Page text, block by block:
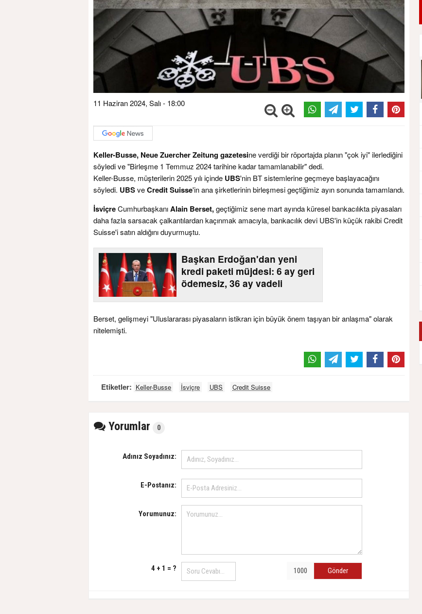
11 Haziran 2024, Salı - 18:00
Keller-Busse, Neue Zuercher Zeitung gazetesine verdiği bir röportajda planın "çok iyi" ilerlediğini
söyledi ve "Birleşme 1 Temmuz 2024 tarihine kadar tamamlanabilir" dedi.
Keller-Busse, müşterilerin 2025 yılı içinde UBS'nin BT sistemlerine geçmeye başlayacağını
söyledi. UBSveCredit Suisse'in ana şirketlerinin birleşmesi geçtiğimiz ayın sonunda tamamlandı.
İsviçreCumhurbaşkanıAlain Berset,geçtiğimiz sene mart ayında küresel bankacılıkta piyasaları
daha fazla sarsacak çalkantılardan kaçınmak amacıyla, bankacılık devi UBS'in küçük rakibi Credit
Suisse'i satın aldığını duyurmuştu.
Başkan Erdoğan'dan yeni
kredi paketi müjdesi: 6 ay geri
ödemesiz, 36 ay vadeli
Berset, gelişmeyi "Uluslararası piyasaların istikrarı için büyük önem taşıyan bir anlaşma" olarak
nitelemişti.
Etiketler: Keller-Busse İsviçre UBS Credit Suisse
Yorumlar 0
Adınız Soyadınız:
E-Postanız:
Yorumunuz:
4 + 1 = ? Gönder